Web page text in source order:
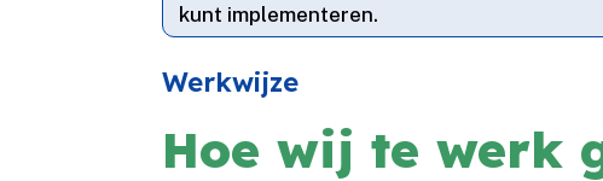
kunt implementeren.​
Werkwijze
Hoe wij te werk